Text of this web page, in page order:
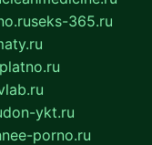
seks-365.ru
don-ykt.ru
porno.ru